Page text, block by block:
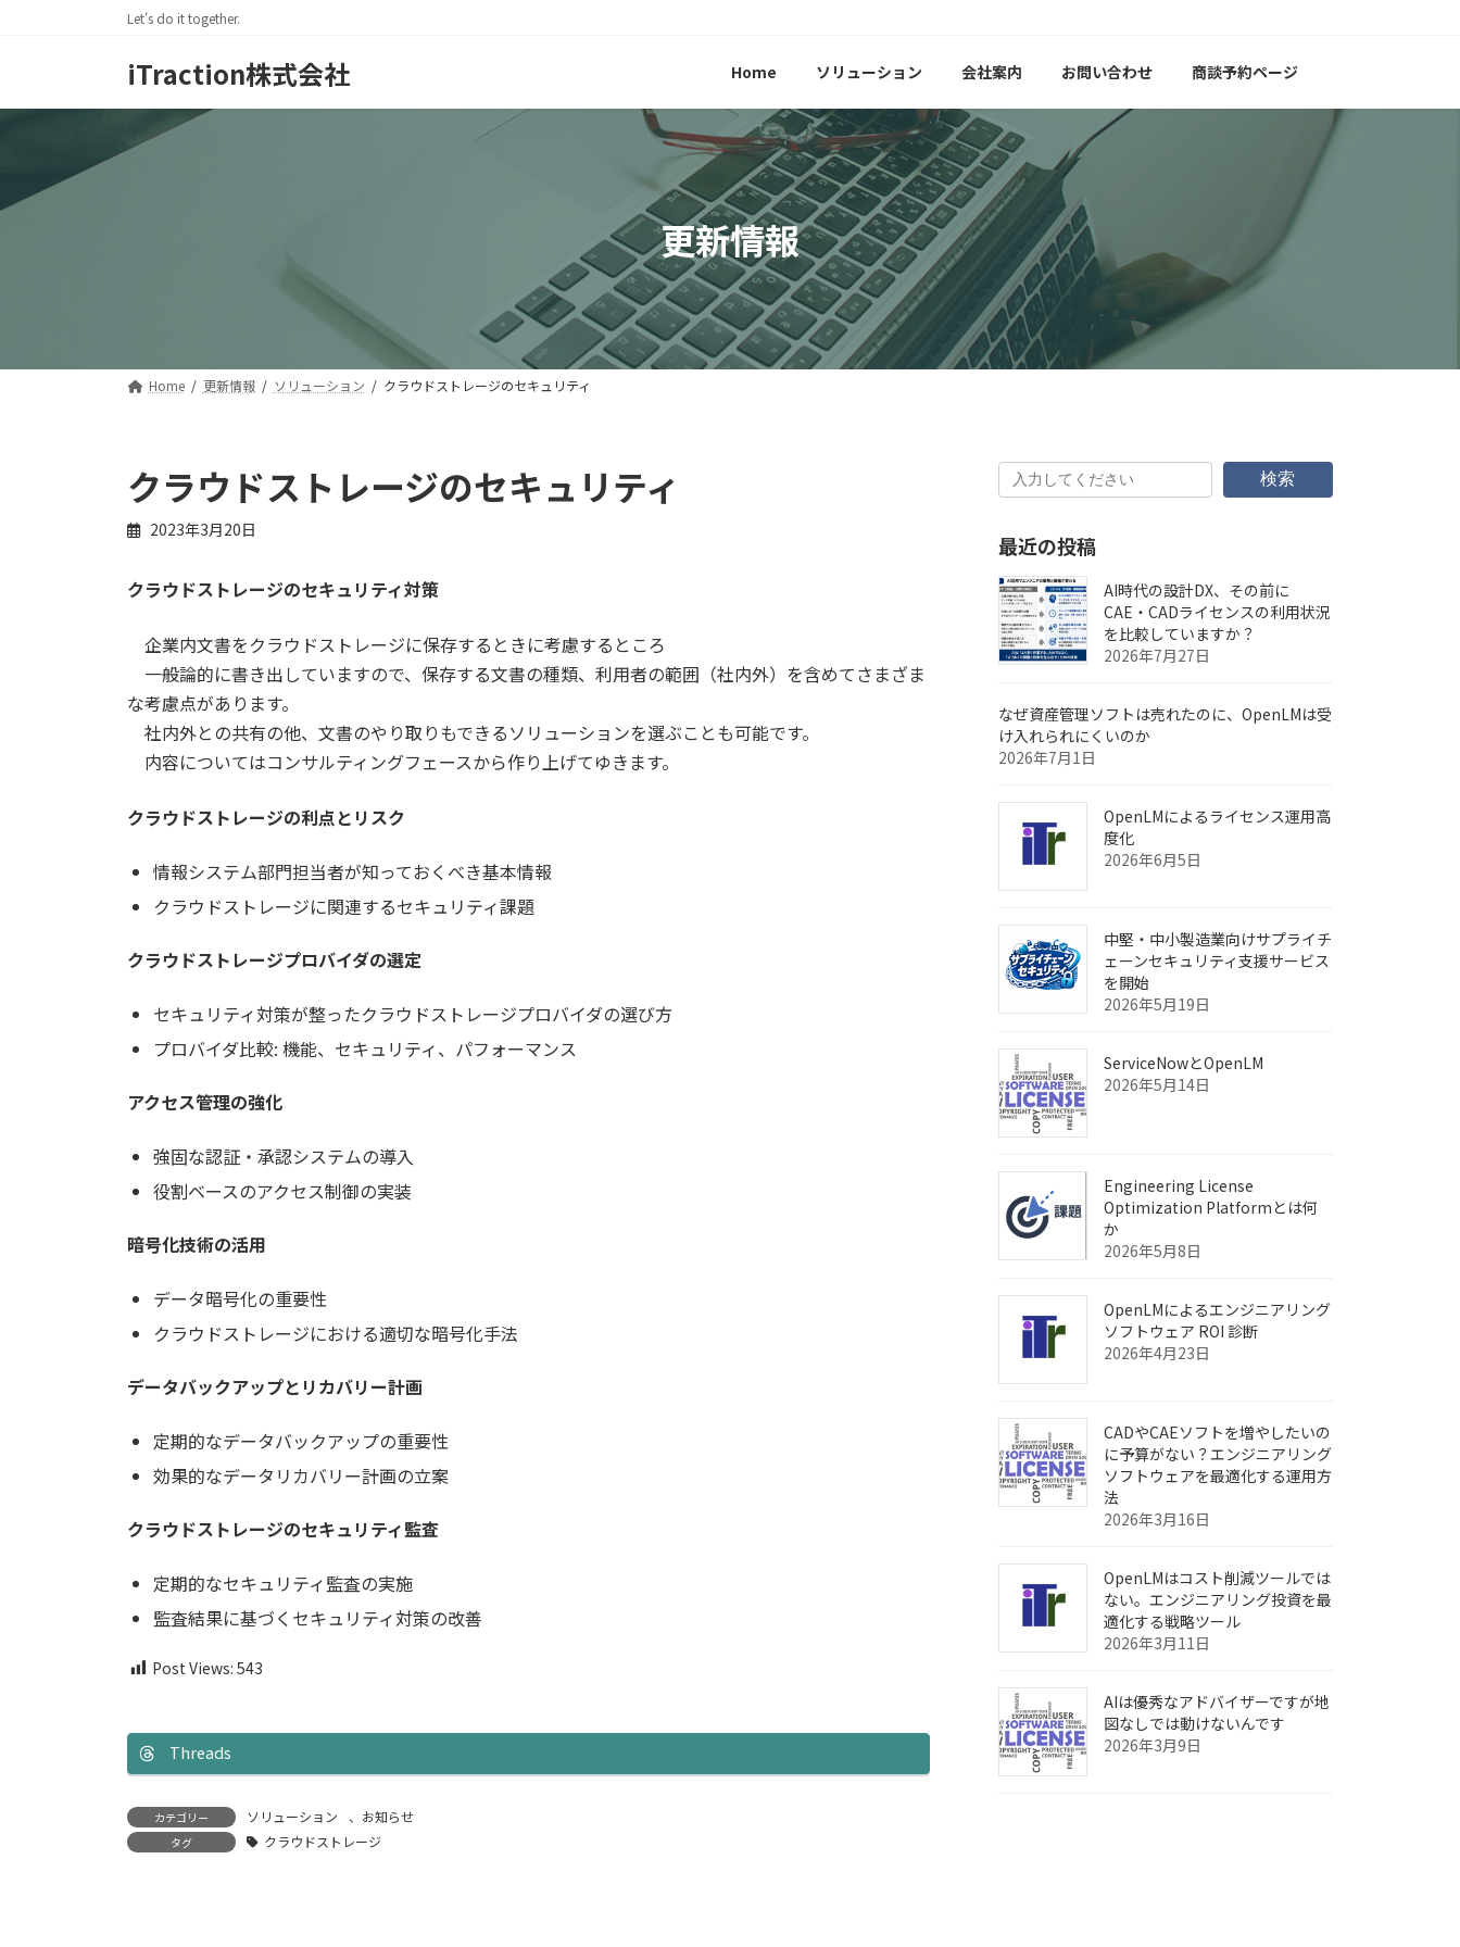
ツ
シ
Let's do it together.
iTraction株式会社 Home ソリューション 会社案内 お問い合わせ 商談予約ページ
更新情報
Home 更新情報 ソリューション クラウドストレージのセキュリティ
クラウドストレージのセキュリティ
2023年3月20日
クラウドストレージのセキュリティ対策
企業内文書をクラウドストレージに保存するときに考慮するところ
一般論的に書き出していますので、保存する文書の種類、利用者の範囲（社内外）を含めてさまざま
な考慮点があります。
社内外との共有の他、文書のやり取りもできるソリューションを選ぶことも可能です。
内容についてはコンサルティングフェースから作り上げてゆきます。
クラウドストレージの利点とリスク
情報システム部門担当者が知っておくべき基本情報
クラウドストレージに関連するセキュリティ課題
クラウドストレージプロバイダの選定
セキュリティ対策が整ったクラウドストレージプロバイダの選び方
プロバイダ比較: 機能、セキュリティ、パフォーマンス
アクセス管理の強化
強固な認証・承認システムの導入
役割ベースのアクセス制御の実装
暗号化技術の活用
データ暗号化の重要性
クラウドストレージにおける適切な暗号化手法
データバックアップとリカバリー計画
定期的なデータバックアップの重要性
効果的なデータリカバリー計画の立案
クラウドストレージのセキュリティ監査
定期的なセキュリティ監査の実施
監査結果に基づくセキュリティ対策の改善
Post Views: 543
Threads
カテゴリー ソリューション 、 お知らせ
タグ クラウドストレージ
検索
最近の投稿
AI時代の設計DX、その前に
CAE・CADライセンスの利用状況
を比較していますか？
2026年7月27日
なぜ資産管理ソフトは売れたのに、OpenLMは受
け入れられにくいのか
2026年7月1日
OpenLMによるライセンス運用高
度化
2026年6月5日
中堅・中小製造業向けサプライチ
ェーンセキュリティ支援サービス
を開始
2026年5月19日
ServiceNowとOpenLM
2026年5月14日
Engineering License
Optimization Platformとは何
か
2026年5月8日
OpenLMによるエンジニアリング
ソフトウェア ROI 診断
2026年4月23日
CADやCAEソフトを増やしたいの
に予算がない？エンジニアリング
ソフトウェアを最適化する運用方
法
2026年3月16日
OpenLMはコスト削減ツールでは
ない。エンジニアリング投資を最
適化する戦略ツール
2026年3月11日
AIは優秀なアドバイザーですが地
図なしでは動けないんです
2026年3月9日